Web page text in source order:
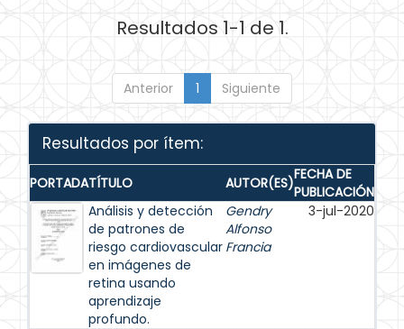
Resultados 1-1 de 1.
Anterior 1 Siguiente
Resultados por ítem:
PORTADATÍTULO AUTOR(ES)FECHA DE
PUBLICACIÓN
Análisis y detección
de patrones de
riesgo cardiovascular
en imágenes de
retina usando
aprendizaje
profundo.
Gendry
Alfonso
Francia
3-jul-2020